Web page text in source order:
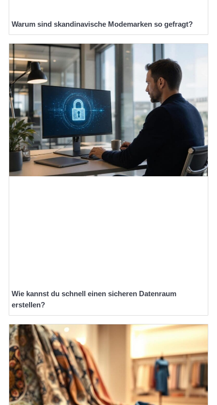
Warum sind skandinavische Modemarken so gefragt?
Wie kannst du schnell einen sicheren Datenraum
erstellen?